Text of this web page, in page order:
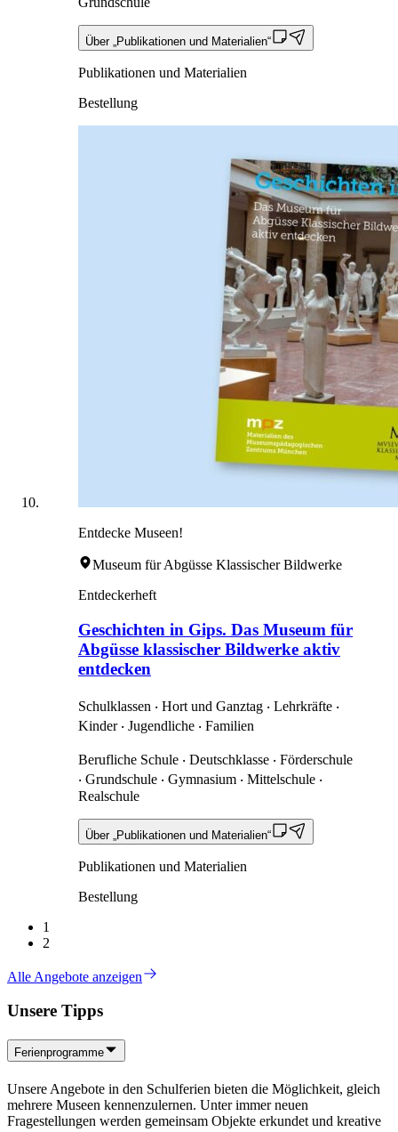
Über „Publikationen und Materialien“
Publikationen und Materialien
Bestellung
Entdecke Museen!
Museum für Abgüsse Klassischer Bildwerke
Entdeckerheft
Geschichten in Gips. Das Museum für
Abgüsse klassischer Bildwerke aktiv
entdecken
Schulklassen ‧ Hort und Ganztag ‧ Lehrkräfte ‧
Kinder ‧ Jugendliche ‧ Familien
Berufliche Schule ‧ Deutschklasse ‧ Förderschule
‧ Grundschule ‧ Gymnasium ‧ Mittelschule ‧
Realschule
Über „Publikationen und Materialien“
Publikationen und Materialien
Bestellung
1
2
Alle Angebote anzeigen
Unsere Tipps
Ferienprogramme
Unsere Angebote in den Schulferien bieten die Möglichkeit, gleich
mehrere Museen kennenzulernen. Unter immer neuen
Fragestellungen werden gemeinsam Objekte erkundet und kreative